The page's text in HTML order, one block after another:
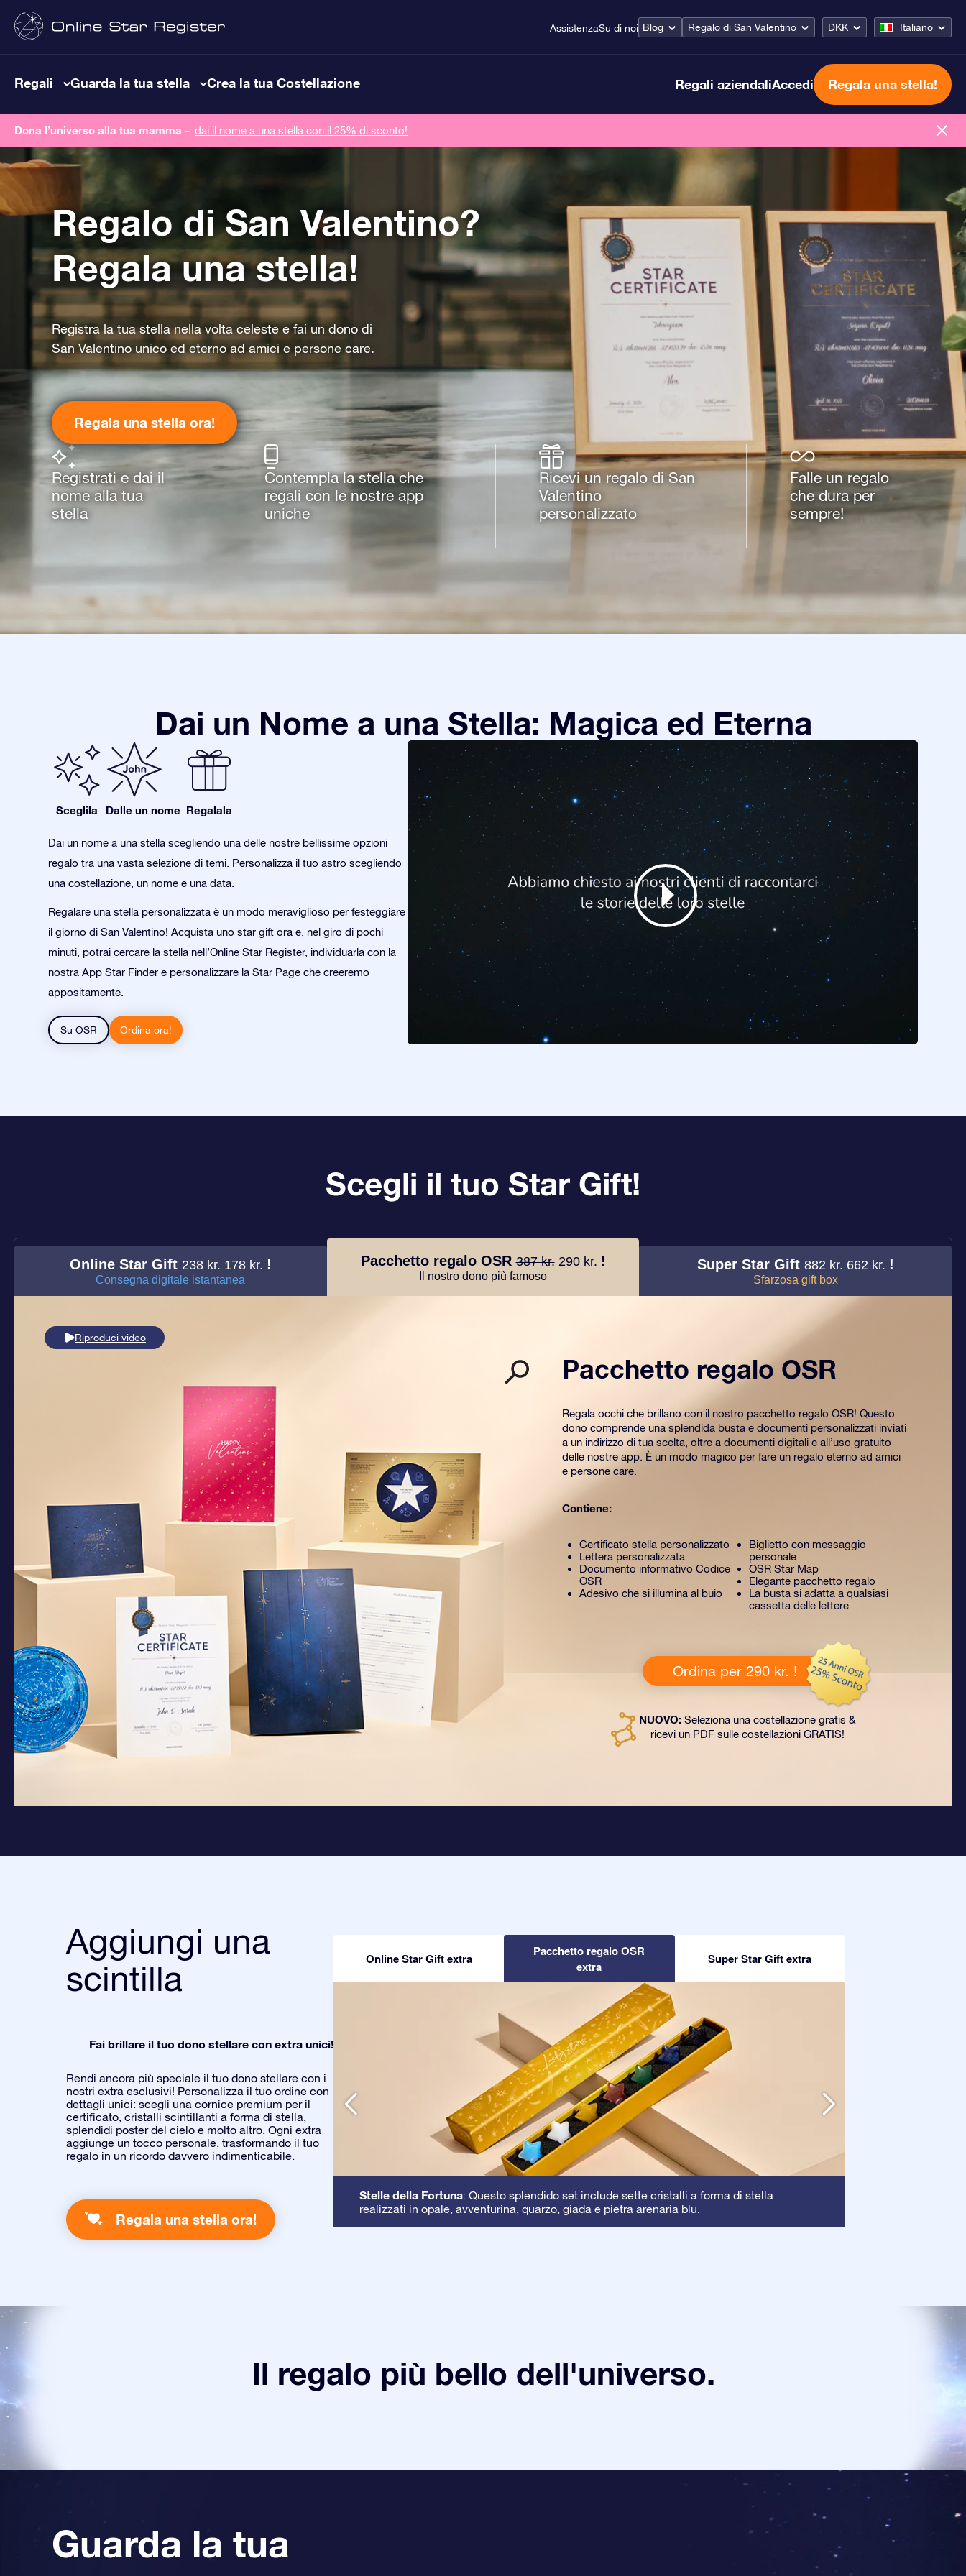
AssistenzaSu di noi Blog Regalo di San Valentino DKK Italiano
Regali Guarda la tua stella Crea la tua Costellazione Regali aziendaliAccedi Regala una stella!
Dona l’universo alla tua mamma – dai il nome a una stella con il 25% di sconto!
Regalo di San Valentino?
Regala una stella!
Registra la tua stella nella volta celeste e fai un dono di
San Valentino unico ed eterno ad amici e persone care.
Regala una stella ora!
Registrati e dai il
nome alla tua
stella
Contempla la stella che
regali con le nostre app
uniche
Ricevi un regalo di San
Valentino
personalizzato
Falle un regalo
che dura per
sempre!
Dai un Nome a una Stella: Magica ed Eterna
Sceglila Dalle un nome Regalala
Dai un nome a una stella scegliendo una delle nostre bellissime opzioni
regalo tra una vasta selezione di temi. Personalizza il tuo astro scegliendo
una costellazione, un nome e una data.
Regalare una stella personalizzata è un modo meraviglioso per festeggiare
il giorno di San Valentino! Acquista uno star gift ora e, nel giro di pochi
minuti, potrai cercare la stella nell’Online Star Register, individuarla con la
nostra App Star Finder e personalizzare la Star Page che creeremo
appositamente.
Su OSR Ordina ora!
Scegli il tuo Star Gift!
Online Star Gift238 kr. 178 kr. !
Consegna digitale istantanea
Pacchetto regalo OSR387 kr. 290 kr. !
Il nostro dono più famoso
Super Star Gift882 kr. 662 kr. !
Sfarzosa gift box
Riproduci video
Pacchetto regalo OSR
Regala occhi che brillano con il nostro pacchetto regalo OSR! Questo
dono comprende una splendida busta e documenti personalizzati inviati
a un indirizzo di tua scelta, oltre a documenti digitali e all’uso gratuito
delle nostre app. È un modo magico per fare un regalo eterno ad amici
e persone care.
Contiene:
Certificato stella personalizzato
Lettera personalizzata
Documento informativo Codice
OSR
Adesivo che si illumina al buio
Biglietto con messaggio
personale
OSR Star Map
Elegante pacchetto regalo
La busta si adatta a qualsiasi
cassetta delle lettere
Ordina per 290 kr. !
NUOVO: Seleziona una costellazione gratis &
ricevi un PDF sulle costellazioni GRATIS!
Aggiungi una
scintilla
Fai brillare il tuo dono stellare con extra unici!
Rendi ancora più speciale il tuo dono stellare con i
nostri extra esclusivi! Personalizza il tuo ordine con
dettagli unici: scegli una cornice premium per il
certificato, cristalli scintillanti a forma di stella,
splendidi poster del cielo e molto altro. Ogni extra
aggiunge un tocco personale, trasformando il tuo
regalo in un ricordo davvero indimenticabile.
Regala una stella ora!
Online Star Gift extra
Pacchetto regalo OSR
extra
Super Star Gift extra
Stelle della Fortuna: Questo splendido set include sette cristalli a forma di stella
realizzati in opale, avventurina, quarzo, giada e pietra arenaria blu.
Il regalo più bello dell'universo.
Guarda la tua